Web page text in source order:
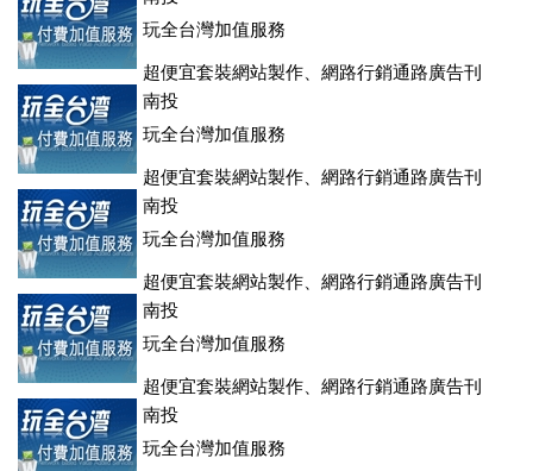
玩全台灣加值服務
超便宜套裝網站製作、網路行銷通路廣告刊
登、訂房系統、客房委託旅行社銷售，全面優惠中....
南投
玩全台灣加值服務
超便宜套裝網站製作、網路行銷通路廣告刊
登、訂房系統、客房委託旅行社銷售，全面優惠中....
南投
玩全台灣加值服務
超便宜套裝網站製作、網路行銷通路廣告刊
登、訂房系統、客房委託旅行社銷售，全面優惠中....
南投
玩全台灣加值服務
超便宜套裝網站製作、網路行銷通路廣告刊
登、訂房系統、客房委託旅行社銷售，全面優惠中....
南投
玩全台灣加值服務